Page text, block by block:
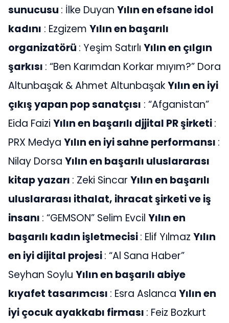
sunucusu : İlke Duyan Yılın en efsane idol
kadını : Ezgizem Yılın en başarılı
organizatörü : Yeşim Satırlı Yılın en çılgın
şarkısı : “Ben Karımdan Korkar mıyım?” Dora
Altunbaşak & Ahmet AltunbaşakYılın en iyi
çıkış yapan pop sanatçısı : “Afganistan”
Eida Faizi Yılın en başarılı djjital PR şirketi:
PRX Medya Yılın en iyi sahne performansı :
Nilay Dorsa Yılın en başarılı uluslararası
kitap yazarı : Zeki Sincar Yılın en başarılı
uluslararası ithalat, ihracat şirketi ve iş
insanı : “GEMSON” Selim Evcil Yılın en
başarılı kadın işletmecisi: Elif Yılmaz Yılın
en iyi dijital projesi: “Al Sana Haber”
Seyhan Soylu Yılın en başarılı abiye
kıyafet tasarımcısı : Esra Aslanca Yılın en
iyi çocuk ayakkabı firması : Feiz Bozkurt